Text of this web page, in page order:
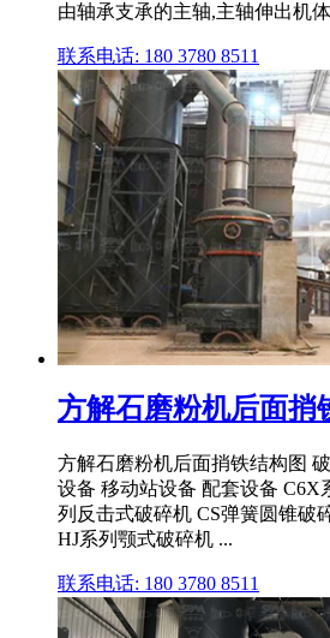
由轴承支承的主轴,主轴伸出机
联系电话: 180 3780 8511
方解石磨粉机后面捎
方解石磨粉机后面捎铁结构图
设备 移动站设备 配套设备 C6X
列反击式破碎机 CS弹簧圆锥破
HJ系列颚式破碎机 ...
联系电话: 180 3780 8511